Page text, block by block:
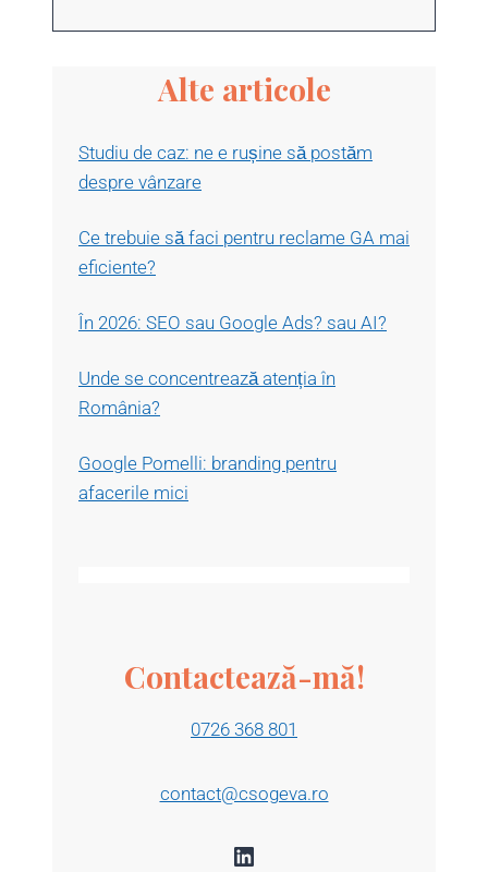
Alte articole
Studiu de caz: ne e rușine să postăm
despre vânzare
Ce trebuie să faci pentru reclame GA mai
eficiente?
În 2026: SEO sau Google Ads? sau AI?
Unde se concentrează atenția în
România?
Google Pomelli: branding pentru
afacerile mici
Contactează-mă!
0726 368 801
contact@csogeva.ro
LinkedIn